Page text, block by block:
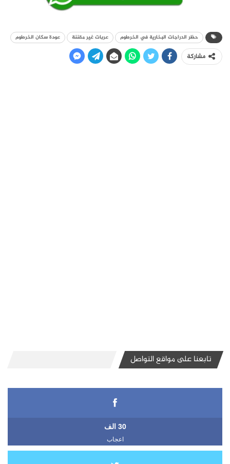
حظر الدراجات البخارية في الخرطوم عربات غير مقننة عودة سكان الخرطوم
مشاركة
تابعنا على مواقع التواصل
30 الف
اعجاب